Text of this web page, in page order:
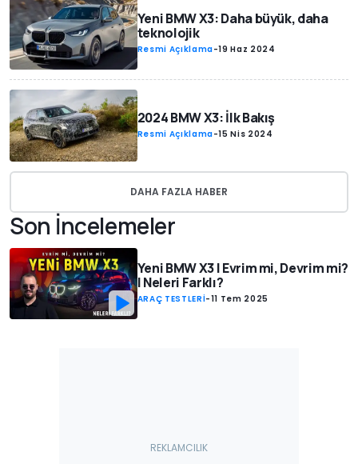
Yeni BMW X3: Daha büyük, daha
teknolojik
Resmi Açıklama-19 Haz 2024
2024 BMW X3: İlk Bakış
Resmi Açıklama-15 Nis 2024
DAHA FAZLA HABER
Son İncelemeler
Yeni BMW X3 | Evrim mi, Devrim mi?
| Neleri Farklı?
ARAÇ TESTLERİ-11 Tem 2025